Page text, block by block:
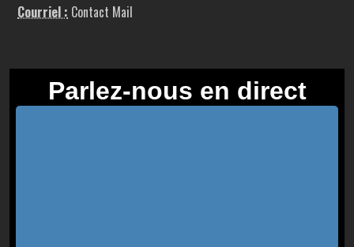
Courriel : Contact Mail